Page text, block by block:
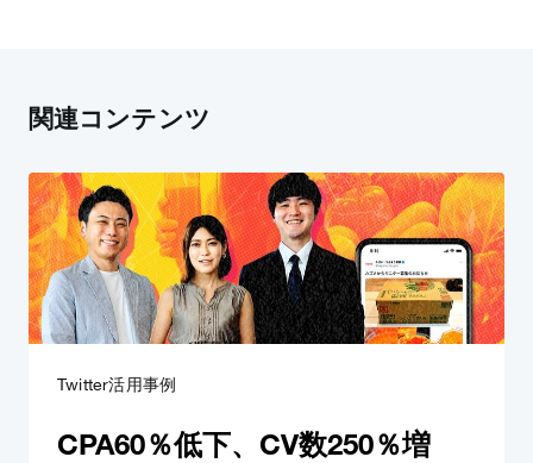
関連コンテンツ
Twitter活用事例
CPA60％低下、CV数250％増